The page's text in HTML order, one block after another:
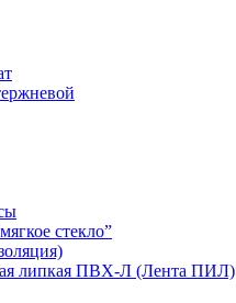
стекло”
липкая ПВХ-Л (Лента ПИЛ)